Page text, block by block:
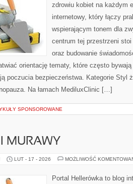
zdrowiu kobiet na każdym
internetowy, który łączy
wspierającym tonem dla
centrum tej przestrzeni
oraz budowanie
orientację tematy, które często bywają
poczucia bezpieczeństwa. Kategorie Styl
Na łamach MediluxClinic […]
SPONSOROWANE
MURAWY
LUT - 17 - 2026 MOŻLIWOŚĆ
Portal Hellerówka to blog